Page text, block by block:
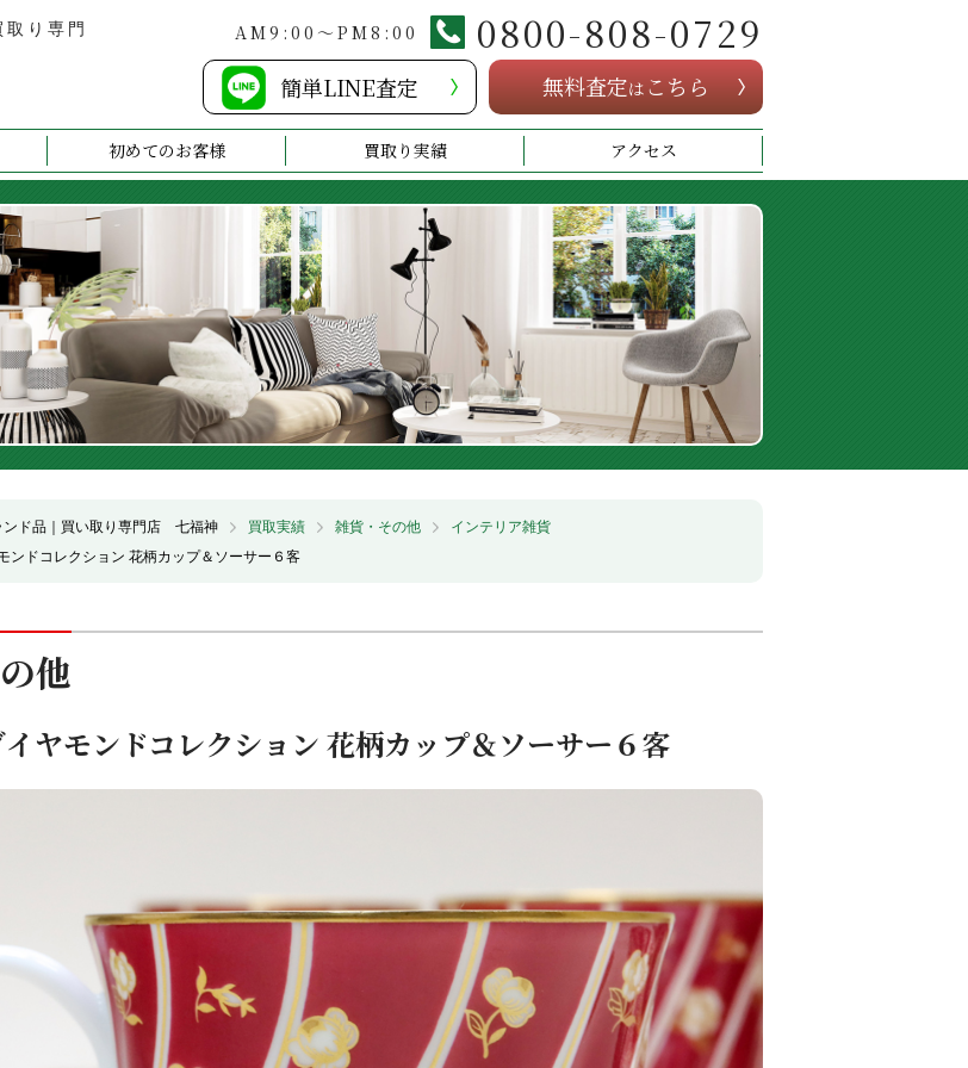
り専門 AM9:00～PM8:00 0800-808-0729
簡単LINE査定 無料査定はこちら
初めてのお客様 買取り実績 アクセス
ンド品｜買い取り専門店 七福神 買取実績 雑貨・その他
インテリア雑貨
ンドコレクション 花柄カップ＆ソーサー６客
他
イヤモンドコレクション 花柄カップ＆ソーサー６客